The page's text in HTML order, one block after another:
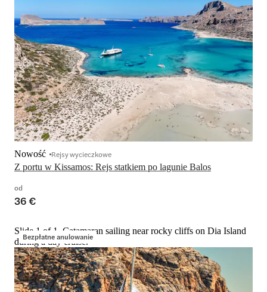
Z portu w Kissamos: Rejs statkiem po lagunie Balos
Nowość Rejsy wycieczkowe
od
36 €
Bezpłatne anulowanie
Slide 1 of 1, Catamaran sailing near rocky cliffs on Dia Island
during a day cruise.